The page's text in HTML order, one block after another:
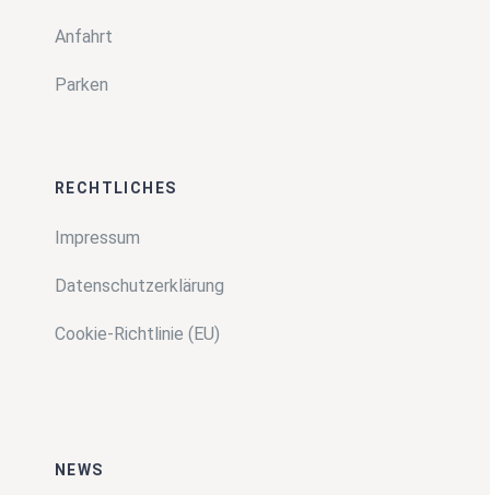
Anfahrt
Parken
RECHTLICHES
Impressum
Datenschutzerklärung
Cookie-Richtlinie (EU)
NEWS